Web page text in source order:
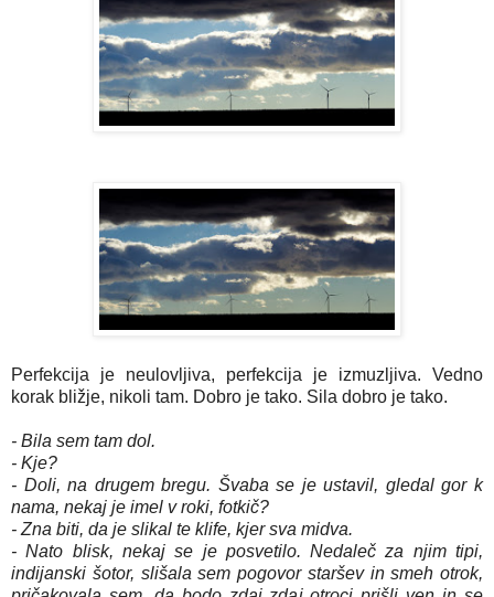
Perfekcija je neulovljiva, perfekcija je izmuzljiva. Vedno
korak bližje, nikoli tam. Dobro je tako. Sila dobro je tako.
- Bila sem tam dol.
- Kje?
- Doli, na drugem bregu. Švaba se je ustavil, gledal gor k
nama, nekaj je imel v roki, fotkič?
- Zna biti, da je slikal te klife, kjer sva midva.
- Nato blisk, nekaj se je posvetilo. Nedaleč za njim tipi,
indijanski šotor, slišala sem pogovor staršev in smeh otrok,